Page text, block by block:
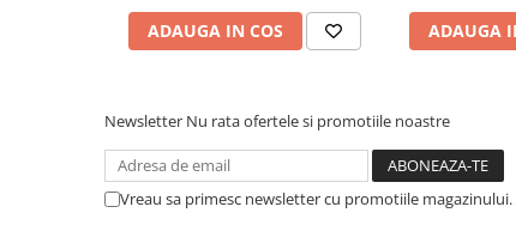
ADAUGA IN COS ADAUGA
Newsletter Nu rata ofertele si promotiile noastre
Vreau sa primesc newsletter cu promotiile